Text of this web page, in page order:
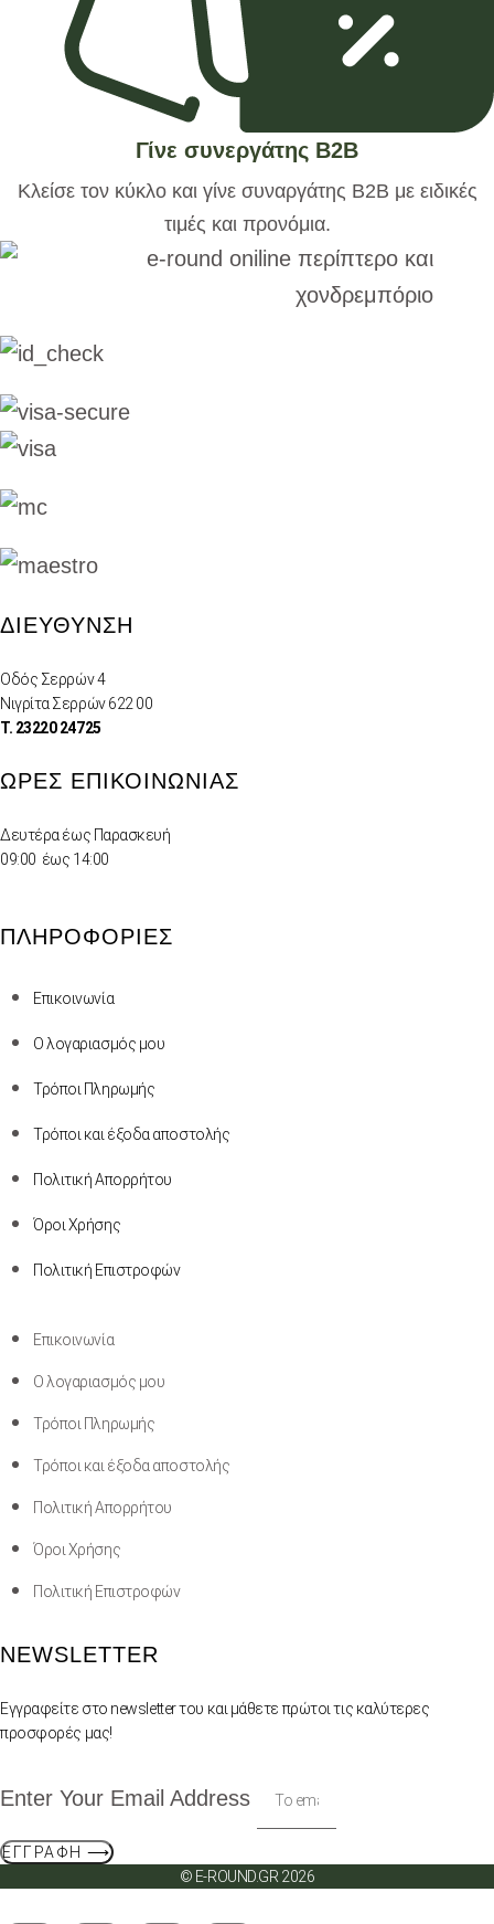
Γίνε συνεργάτης Β2Β
Κλείσε τον κύκλο και γίνε συναργάτης B2Β με ειδικές
τιμές και προνόμια.
ΔΙΕΥΘΥΝΣΗ
Οδός Σερρών 4
Νιγρίτα Σερρών 622 00
Τ. 23220 24725
ΏΡΕΣ ΕΠΙΚΟΙΝΩΝΊΑΣ
Δευτέρα έως Παρασκευή
09:00 έως 14:00
ΠΛΗΡΟΦΟΡΊΕΣ
Επικοινωνία
Ο λογαριασμός μου
Τρόποι Πληρωμής
Τρόποι και έξοδα αποστολής
Πολιτική Απορρήτου
Όροι Χρήσης
Πολιτική Επιστροφών
Επικοινωνία
Ο λογαριασμός μου
Τρόποι Πληρωμής
Τρόποι και έξοδα αποστολής
Πολιτική Απορρήτου
Όροι Χρήσης
Πολιτική Επιστροφών
NEWSLETTER
Εγγραφείτε στο newsletter του και μάθετε πρώτοι τις καλύτερες
προσφορές μας!
Enter Your Email Address
ΕΓΓΡΑΦΉ ⟶
© E-ROUND.GR 2026